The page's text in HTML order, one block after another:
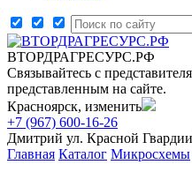
ВТОРДРАГРЕСУРС.РФ
Связывайтесь с
представленным на сайте.
Красноярск, изменить
+7 (967) 600-16-26
Дмитрий ул. Красной
Главная Каталог Микросхемы